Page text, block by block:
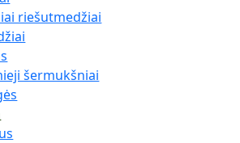
riešutmedžiai
šermukšniai